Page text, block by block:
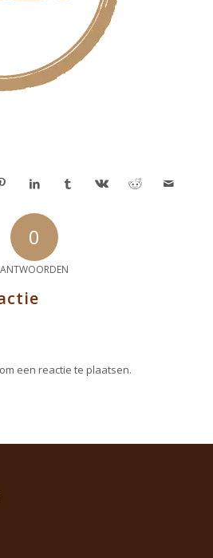
0
ANTWOORDEN
om een reactie te plaatsen.